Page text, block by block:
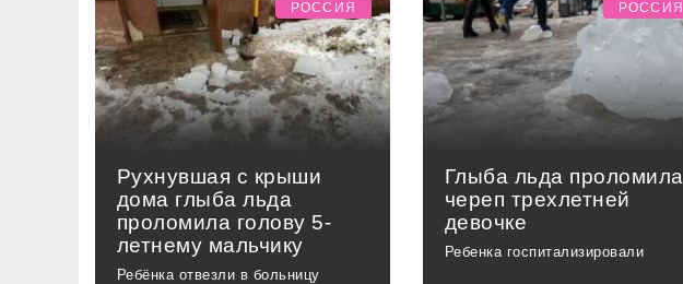
Рухнувшая с крыши
дома глыба льда
проломила голову 5-
летнему мальчику
Ребёнка отвезли в больницу
РОССИЯ
Глыба льда проломила
череп трехлетней
девочке
Ребенка госпитализировали
РОССИЯ